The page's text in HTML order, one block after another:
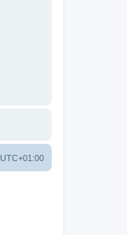
UTC+01:00